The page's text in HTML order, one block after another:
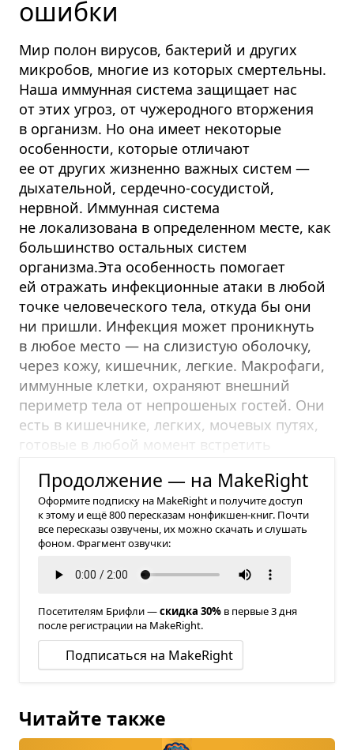
ошибки
Мир полон вирусов, бактерий и других
микробов, многие из которых смертельны.
Наша иммунная система защищает нас
от этих угроз, от чужеродного вторжения
в организм. Но она имеет некоторые
особенности, которые отличают
ее от других жизненно важных систем —
дыхательной, сердечно-сосудистой,
нервной. Иммунная система
не локализована в определенном месте, как
большинство остальных систем
организма.Эта особенность помогает
ей отражать инфекционные атаки в любой
точке человеческого тела, откуда бы они
ни пришли. Инфекция может проникнуть
в любое место — на слизистую оболочку,
через кожу, кишечник, легкие. Макрофаги,
иммунные клетки, охраняют внешний
периметр тела от непрошеных гостей. Они
есть в кишечнике, легких, мочевых путях,
готовые в любой момент встретить
Продолжение — на MakeRight
Оформите подписку на MakeRight и получите доступ
к этому и ещё 800 пересказам нонфикшен-книг. Почти
все пересказы озвучены, их можно скачать и слушать
фоном. Фрагмент озвучки:
Посетителям Брифли —скидка 30% в первые 3 дня
после регистрации на MakeRight.
Подписаться на MakeRight
Читайте также